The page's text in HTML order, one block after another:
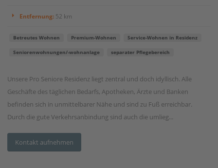
Entfernung: 52 km
Betreutes Wohnen Premium-Wohnen Service-Wohnen in Residenz
Seniorenwohnungen/-wohnanlage separater Pflegebereich
Unsere Pro Seniore Residenz liegt zentral und doch idyllisch. Alle
Geschäfte des täglichen Bedarfs, Apotheken, Ärzte und Banken
befinden sich in unmittelbarer Nähe und sind zu Fuß erreichbar.
Durch die gute Verkehrsanbindung sind auch die umlieg...
Kontakt aufnehmen